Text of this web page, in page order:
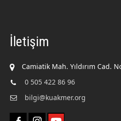
İletişim
Camiatik Mah. Yıldırım Cad.
0 505 422 86 96
bilgi@kuakmer.org